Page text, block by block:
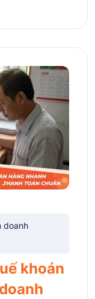
doanh
khoán